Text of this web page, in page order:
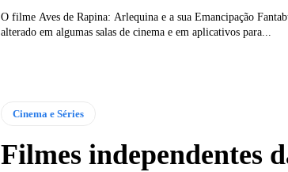
O filme Aves de Rapina: Arlequina e a sua Emancipação
alterado em algumas salas de cinema e em aplicativos para...
Cinema e Séries
Filmes independentes